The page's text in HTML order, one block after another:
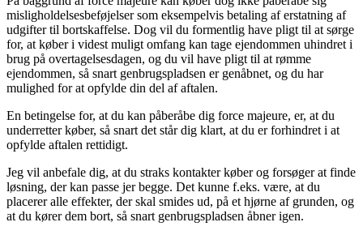
misligholdelsesbeføjelser som eksempelvis betaling af erstatning af
udgifter til bortskaffelse. Dog vil du formentlig have pligt til at sørge
for, at køber i videst muligt omfang kan tage ejendommen uhindret i
brug på overtagelsesdagen, og du vil have pligt til at rømme
ejendommen, så snart genbrugspladsen er genåbnet, og du har
mulighed for at opfylde din del af aftalen.
En betingelse for, at du kan påberåbe dig force majeure, er, at du
underretter køber, så snart det står dig klart, at du er forhindret i at
opfylde aftalen rettidigt.
Jeg vil anbefale dig, at du straks kontakter køber og forsøger at finde
løsning, der kan passe jer begge. Det kunne f.eks. være, at du
placerer alle effekter, der skal smides ud, på et hjørne af grunden, og
at du kører dem bort, så snart genbrugspladsen åbner igen.